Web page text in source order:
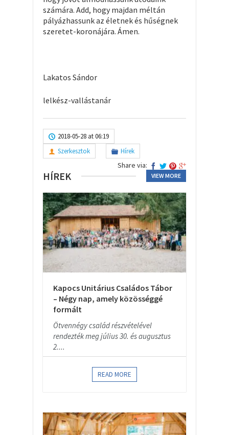
számára. Add, hogy majdan méltán
pályázhassunk az életnek és hűségnek
szeretet-koronájára. Ámen.
Lakatos Sándor
lelkész-vallástanár
2018-05-28 at 06:19
Szerkesztok
Hírek
Share via:
HÍREK VIEW MORE
Kapocs Unitárius Családos Tábor
– Négy nap, amely közösséggé
formált
Ötvennégy család részvételével
rendezték meg július 30. és augusztus
2....
READ MORE